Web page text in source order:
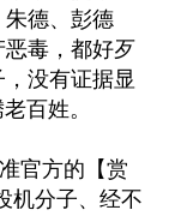
德、彭德
毒，都好歹
没有证据显
百姓。
官方的【赏
机分子、经不